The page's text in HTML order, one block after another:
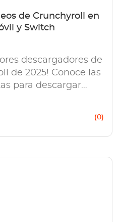
de Crunchyroll en
y Switch
descargadores de
de 2025! Conoce las
para descargar
(0)